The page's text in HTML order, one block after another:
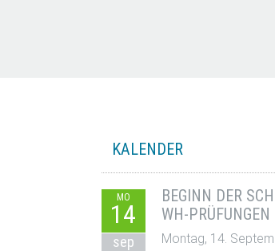
KALENDER
MO
14
sep
BEGINN DER
WH-PRÜFUNGEN
Montag, 14.